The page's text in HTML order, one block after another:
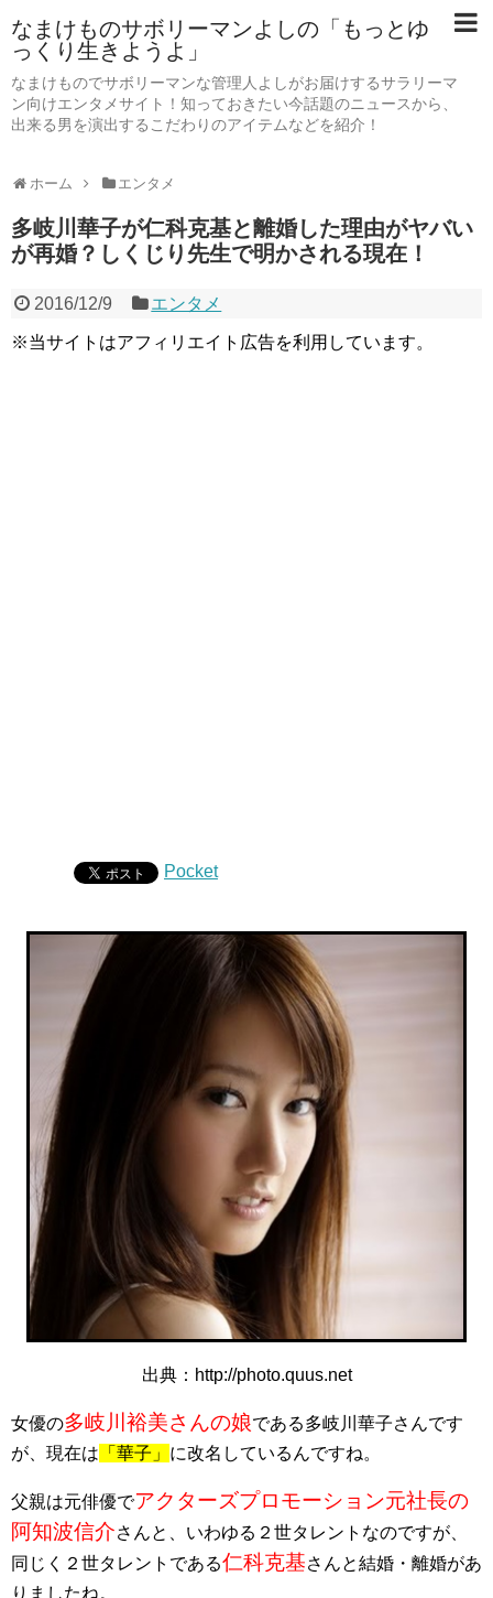
なまけものサボリーマンよしの「もっとゆ
っくり生きようよ」
なまけものでサボリーマンな管理人よしがお届けするサラリーマ
ン向けエンタメサイト！知っておきたい今話題のニュースから、
出来る男を演出するこだわりのアイテムなどを紹介！
ホーム エンタメ
多岐川華子が仁科克基と離婚した理由がヤバい
が再婚？しくじり先生で明かされる現在！
2016/12/9 エンタメ
※当サイトはアフィリエイト広告を利用しています。
Pocket
出典：http://photo.quus.net
女優の多岐川裕美さんの娘である多岐川華子さんです
が、現在は 「華子」 に改名しているんですね。
父親は元俳優でアクターズプロモーション元社長の
阿知波信介さんと、いわゆる２世タレントなのですが、
同じく２世タレントである仁科克基さんと結婚・離婚があ
りましたね。